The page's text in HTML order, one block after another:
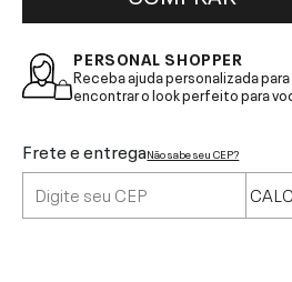
PERSONAL SHOPPER
Receba ajuda personalizada para
encontrar o look perfeito para
Frete e entregaNão sabe seu CEP?